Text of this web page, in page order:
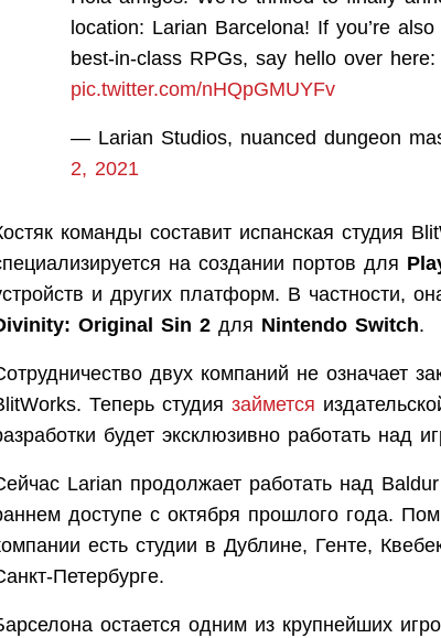
location: Larian Barcelona! If you’re
best-in-class RPGs, say hello over here:
pic.twitter.com/nHQpGMUYFv
— Larian Studios, nuanced dungeon
2, 2021
команды составит испанская студия
на создании портов для
и других платформ. В частности,
Original Sin 2 для Nintendo Switch.
двух компаний не означает
Теперь студия займется
будет эксклюзивно работать над
Larian продолжает работать над
доступе с октября прошлого года.
есть студии в Дублине, Генте,
Петербурге.
остается одним из крупнейших